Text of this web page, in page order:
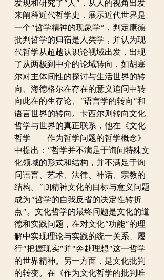
发现和研究了“人”，从人的视角出发
来阐释近代哲学史，展示近代世界是
一个“哲学精神的现象学”，判定康德
批判哲学的归宿是人类学，并认为现
代哲学从超越认识论视域出发，出现
了从两极到中介的论域转向，如胡塞
尔对主体间性的探讨与生活世界的转
向、海德格尔在存在的意义追问中转
向此在的生存论、“语言学的转向”和
语言世界的转向。卡西尔则转向文化
哲学与世界的真正联系，他在《文化
哲学——作为哲学问题的哲学概念》
中提出：“哲学并不满足于询问特殊文
化领域的形式和结构，并不满足于询
问语言、艺术、法律、神话、宗教的
结构。”[3]精神文化的目标与意义问题
成为“哲学的自我反省的决定性转折
点”。文化哲学的最终问题是文化的道
德和实践问题，在对文化“功能”的理
解中实现理论与实践的统一关系、履
行“把握现实”并“奔赴理想”这一哲学
的世界精神。另一方面，是文化批判
的转变。在《作为文化哲学的批判唯